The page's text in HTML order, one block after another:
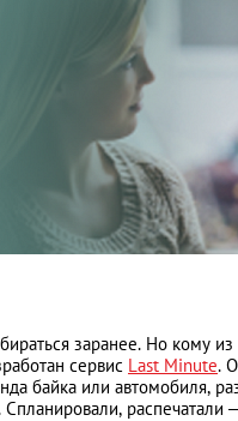
заранее. Но кому
сервис Last Minute.
байка или автомобиля,
распечатали